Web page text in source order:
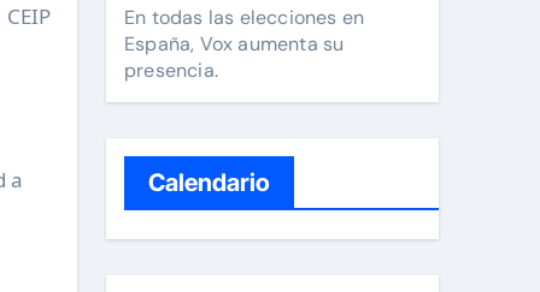
a
En todas las elecciones en
España, Vox aumenta su
presencia.
Calendario